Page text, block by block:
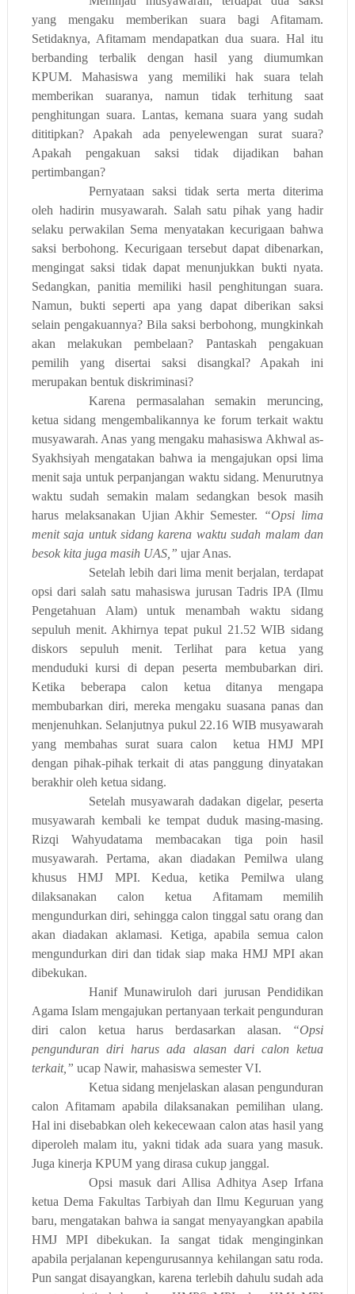
yang mengaku memberikan suara bagi Afitamam.
Setidaknya, Afitamam mendapatkan dua suara. Hal itu
berbanding terbalik dengan hasil yang diumumkan
KPUM. Mahasiswa yang memiliki hak suara telah
memberikan suaranya, namun tidak terhitung saat
penghitungan suara. Lantas, kemana suara yang sudah
dititipkan? Apakah ada penyelewengan suratsuara?
Apakah pengakuan saksi tidak dijadikan bahan
pertimbangan?
Pernyataan saksi tidak serta merta diterima
oleh hadirin musyawarah. Salah satu pihak yang hadir
selaku perwakilan Sema menyatakan kecurigaan bahwa
saksi berbohong. Kecurigaan tersebut dapat dibenarkan,
mengingat saksi tidak dapat menunjukkan bukti nyata.
Sedangkan, panitia memiliki hasil penghitungan suara.
Namun, bukti seperti apa yang dapat diberikan saksi
selain pengakuannya? Bila saksi berbohong, mungkinkah
akan melakukan pembelaan? Pantaskah pengakuan
pemilih yang disertai saksi disangkal? Apakah ini
merupakan bentuk diskriminasi?
Karena permasalahan semakin meruncing,
ketua sidang mengembalikannya ke forum terkait waktu
musyawarah. Anas yang mengaku mahasiswa Akhwal as-
Syakhsiyah mengatakan bahwa ia mengajukan opsi lima
menit saja untuk perpanjangan waktu sidang. Menurutnya
waktu sudah semakin malam sedangkan besok masih
harus melaksanakan Ujian Akhir Semester.
“Opsi lima
menit saja untuk sidang karena waktu sudah malam dan
besok kita juga masih UAS,” ujar Anas.
Setelah lebih dari lima menit berjalan, terdapat
opsi dari salah satu mahasiswa jurusan Tadris IPA (Ilmu
Pengetahuan Alam) untuk menambah waktu sidang
sepuluh menit. Akhirnya tepat pukul 21.52 WIB sidang
diskors sepuluh menit. Terlihat para ketua yang
menduduki kursi di depan peserta membubarkan diri.
Ketika beberapa calon ketua ditanya mengapa
membubarkan diri, mereka mengaku suasana panas dan
menjenuhkan. Selanjutnya pukul 22.16 WIB musyawarah
yang membahas surat suara calon
ketua HMJ MPI
dengan pihak-pihak terkait di atas panggung dinyatakan
berakhir oleh ketua sidang.
Setelah musyawarah dadakan digelar, peserta
musyawarah kembali ke tempat duduk masing-masing.
Rizqi Wahyudatama membacakan tiga poin hasil
musyawarah. Pertama,
akan diadakan Pemilwa ulang
khusus HMJ MPI. Kedua, ketika Pemilwa ulang
dilaksanakan calon ketua Afitamam memilih
mengundurkan diri, sehingga calon tinggal satu orang dan
akan diadakan aklamasi. Ketiga, apabila semua calon
mengundurkan diri dan tidak siap maka HMJ MPI akan
dibekukan.
Hanif Munawiruloh dari jurusan Pendidikan
Agama Islam mengajukan pertanyaan terkait pengunduran
diri calon ketua harus berdasarkan alasan.
“Opsi
pengunduran diri harus ada alasan dari calon ketua
terkait,” ucap Nawir, mahasiswa semester VI.
Ketua sidang menjelaskan alasan pengunduran
calon Afitamam apabila dilaksanakan pemilihan ulang.
Hal ini disebabkan oleh kekecewaan calon atas hasil yang
diperoleh malam itu, yakni tidak ada suara yang masuk.
Juga kinerja KPUM yang dirasa cukup janggal.
Opsi masuk dari Allisa Adhitya Asep Irfana
ketua Dema Fakultas Tarbiyah dan Ilmu Keguruan yang
baru, mengatakan bahwa ia sangat menyayangkan apabila
HMJ MPI dibekukan. Ia sangat tidak menginginkan
apabila perjalanan kepengurusannya kehilangan satu roda.
Pun sangat disayangkan, karena terlebih dahulu sudah ada